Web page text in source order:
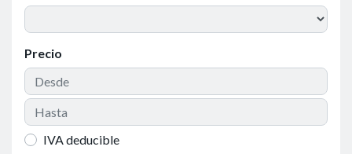
Precio
IVA deducible